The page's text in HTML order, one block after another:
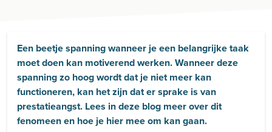
Een beetje spanning wanneer je een belangrijke taak
moet doen kan motiverend werken. Wanneer deze
spanning zo hoog wordt dat je niet meer kan
functioneren, kan het zijn dat er sprake is van
prestatieangst. Lees in deze blog meer over dit
fenomeen en hoe je hier mee om kan gaan.